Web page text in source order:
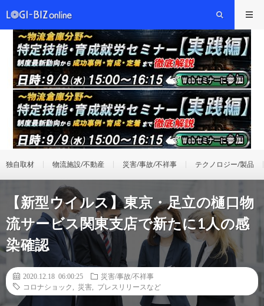
独自取材 物流施設/不動産 災害/事故/不祥事 テクノロジー/製品
【新型ウイルス】東京・足立の樋口物
流サービス関東支店で新たに1人の感
染確認
2020.12.18 06:00:25
災害/事故/不祥事
コロナショック
災害 プレスリリースなど